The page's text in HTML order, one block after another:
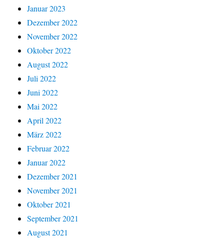
Januar 2023
Dezember 2022
November 2022
Oktober 2022
August 2022
Juli 2022
Juni 2022
Mai 2022
April 2022
März 2022
Februar 2022
Januar 2022
Dezember 2021
November 2021
Oktober 2021
September 2021
August 2021